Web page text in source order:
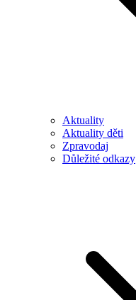
Aktuality
Aktuality děti
Zpravodaj
Důležité odkazy